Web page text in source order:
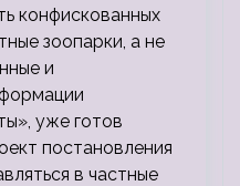
конфискованных
зоопарки, а не
и
уже готов
постановления
в частные